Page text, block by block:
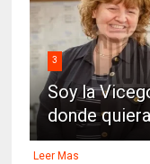
3
Soy la
donde
Leer Mas